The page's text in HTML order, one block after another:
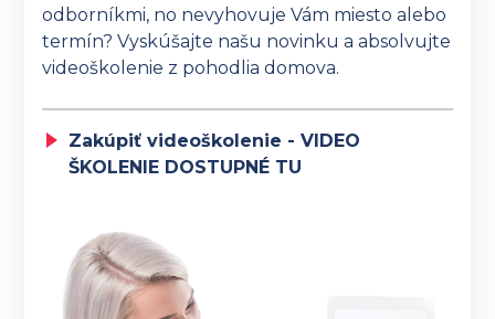
odborníkmi, no nevyhovuje Vám miesto alebo
termín? Vyskúšajte našu novinku a absolvujte
videoškolenie z pohodlia domova.
Zakúpiť videoškolenie - VIDEO
ŠKOLENIE DOSTUPNÉ TU